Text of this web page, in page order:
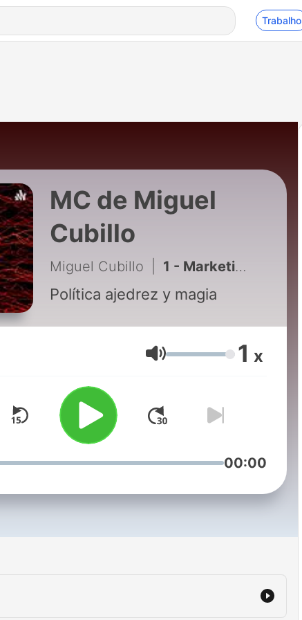
Trabalho
MC de Miguel
Cubillo
Miguel Cubillo 1 - Marketing político.
Política ajedrez y magia
Volume 1 x
00:00